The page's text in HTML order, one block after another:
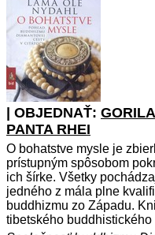
| OBJEDNAŤ: GORILA
PANTA RHEI
O bohatstve mysle je
prístupným spôsobom
ich šírke. Všetky
jedného z mála plne
buddhizmu zo Západu.
tibetského buddhistického